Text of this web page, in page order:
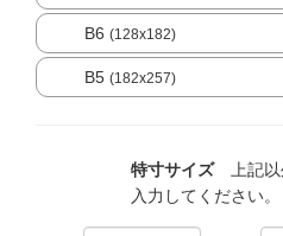
B6 (128x182)
B5 (182x257)
特寸サイズ上記以
入力してください。